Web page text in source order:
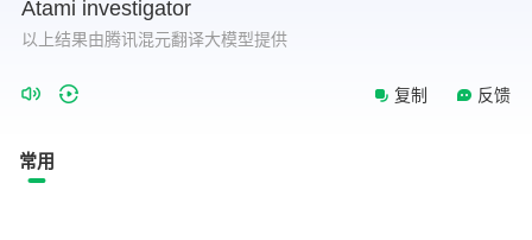
Atami investigator
以上结果由腾讯混元翻译大模型提供
复制 反馈
常用